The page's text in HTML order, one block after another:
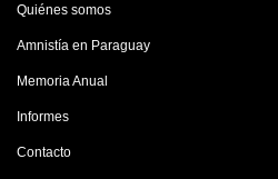
Quiénes somos
Amnistía en Paraguay
Memoria Anual
Informes
Contacto